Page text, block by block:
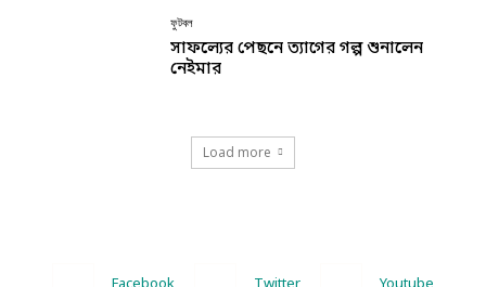
ফুটবল
সাফল্যের পেছনে ত্যাগের গল্প শুনালেন
নেইমার
Load more